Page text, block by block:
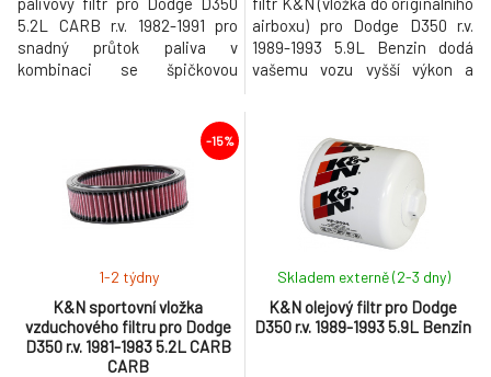
5.2L CARB r.v. 1982-1991 pro
snadný průtok paliva v
kombinaci se špičkovou
airboxu) pro Dodge D350 r.v.
1989-1993 5.9L Benzin dodá
vašemu vozu vyšší výkon a
schopností vzduchového filtru
a prakticky neomezené
životnosti.
-15%
K&N sportovní vložka
vzduchového filtru pro Dodge
D350 r.v. 1981-1983 5.2L CARB
CARB
1-2 týdny
K&N olejový filtr pro Dodge
D350 r.v. 1989-1993 5.9L Benzin
Skladem externě (2-3 dny)